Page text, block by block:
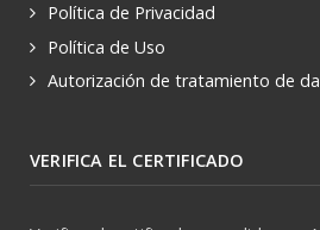
Política de Privacidad
Política de Uso
Autorización de tratamiento de
VERIFICA EL CERTIFICADO